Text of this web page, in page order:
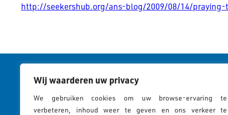
Wij waarderen uw privacy
We gebruiken cookies om uw browse-ervaring te
verbeteren, inhoud weer te geven en ons verkeer te
http://seekershub.org/ans-blog/2009/08/14/
"En alleen degenen van Zijn
Cookies &
Cookies